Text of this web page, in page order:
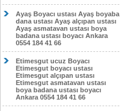
Ayaş Boyacı ustası Ayaş boyaba
dana ustası Ayaş alçıpan ustası
Ayaş asmatavan ustası boya
badana ustası boyacı Ankara
0554 184 41 66
Etimesgut ucuz Boyacı
Etimesgut boyacı ustası
Etimesgut alçıpan ustası
Etimesgut asmatavan ustası
boya badana ustası boyacı
Ankara 0554 184 41 66